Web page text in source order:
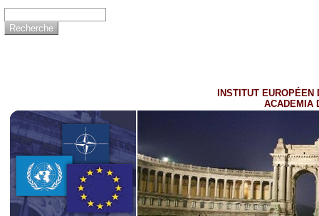
INSTITUT EUROPÉEN
ACADEMIA